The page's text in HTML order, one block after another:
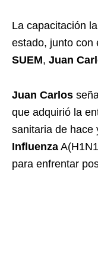
La capacitación
estado, junto con
SUEM, Juan
Juan Carlos
que adquirió la
sanitaria de hace
Influenza
para enfrentar